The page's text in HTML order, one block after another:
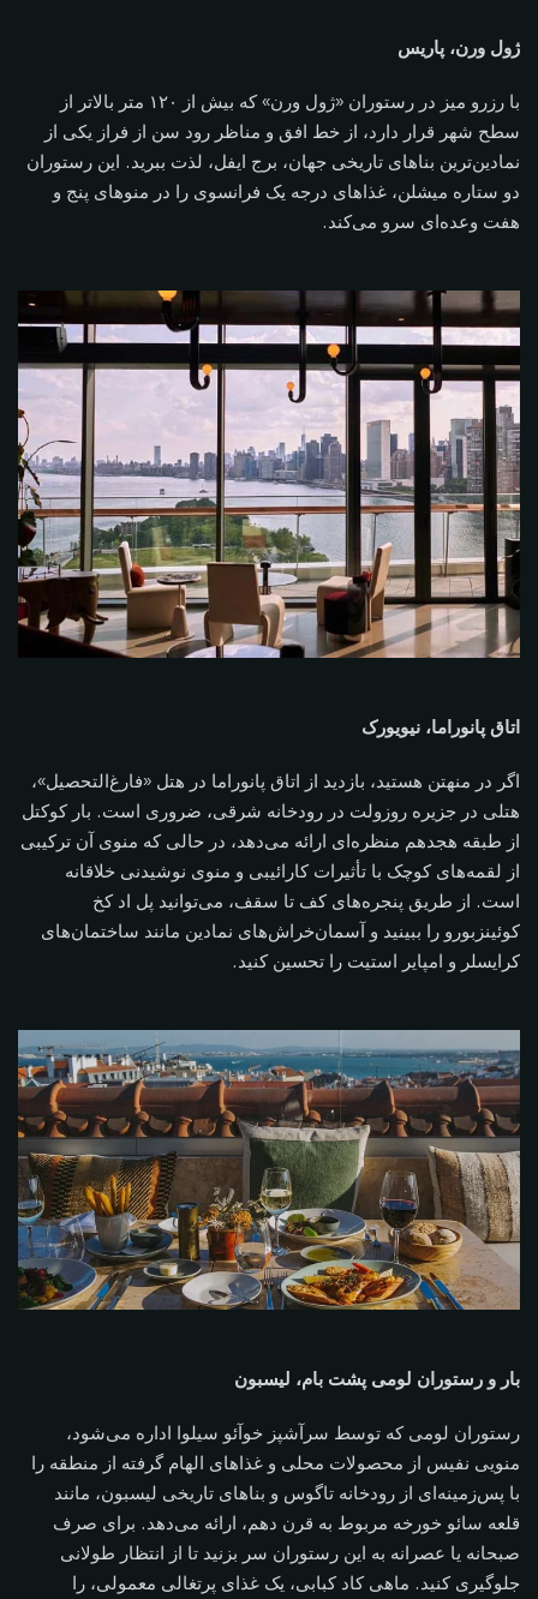
ژول ورن، پاریس
با رزرو میز در رستوران «ژول ورن» که بیش از ۱۲۰ متر بالاتر از
سطح شهر قرار دارد، از خط افق و مناظر رود سن از فراز یکی از
نمادین‌ترین بناهای تاریخی جهان، برج ایفل، لذت ببرید. این رستوران
دو ستاره میشلن، غذاهای درجه یک فرانسوی را در منوهای پنج و
هفت وعده‌ای سرو می‌کند.
اتاق پانوراما، نیویورک
اگر در منهتن هستید، بازدید از اتاق پانوراما در هتل «فارغ‌التحصیل»،
هتلی در جزیره روزولت در رودخانه شرقی، ضروری است. بار کوکتل
از طبقه هجدهم منظره‌ای ارائه می‌دهد، در حالی که منوی آن ترکیبی
از لقمه‌های کوچک با تأثیرات کارائیبی و منوی نوشیدنی خلاقانه
است. از طریق پنجره‌های کف تا سقف، می‌توانید پل اد کخ
کوئینزبورو را ببینید و آسمان‌خراش‌های نمادین مانند ساختمان‌های
کرایسلر و امپایر استیت را تحسین کنید.
بار و رستوران لومی پشت بام، لیسبون
رستوران لومی که توسط سرآشپز خوآئو سیلوا اداره می‌شود،
منویی نفیس از محصولات محلی و غذاهای الهام گرفته از منطقه را
با پس‌زمینه‌ای از رودخانه تاگوس و بناهای تاریخی لیسبون، مانند
قلعه سائو خورخه مربوط به قرن دهم، ارائه می‌دهد. برای صرف
صبحانه یا عصرانه به این رستوران سر بزنید تا از انتظار طولانی
جلوگیری کنید. ماهی کاد کبابی، یک غذای پرتغالی معمولی، را